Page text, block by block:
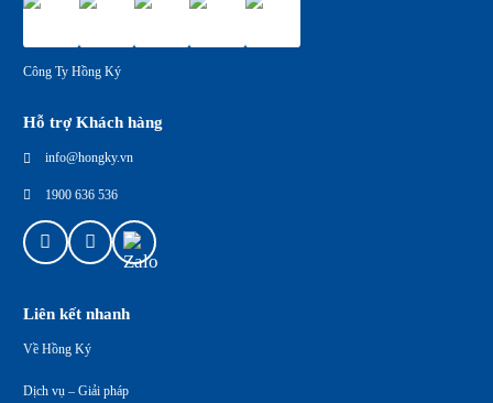
Công Ty Hồng Ký
Hỗ trợ Khách hàng
info@hongky.vn
1900 636 536
Liên kết nhanh
Về Hồng Ký
Dịch vụ – Giải pháp